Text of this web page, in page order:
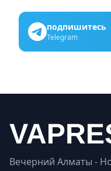
подпишитесь
Telegram
Вечерний Алматы -